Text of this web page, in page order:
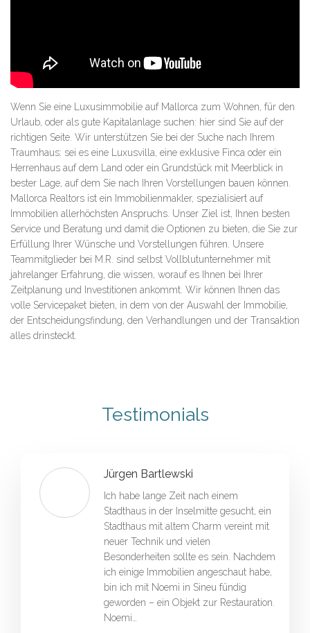
Wenn Sie eine Luxusimmobilie auf Mallorca zum Wohnen, für den
Urlaub, oder als gute Kapitalanlage suchen: hier sind Sie auf der
richtigen Seite. Wir unterstützen Sie bei der Suche nach Ihrem
Traumhaus: sei es eine Luxusvilla, eine exklusive Finca oder ein
Herrenhaus auf dem Land oder ein Grundstück mit Meerblick in
bester Lage, auf dem Sie nach Ihren Vorstellungen bauen können.
Mallorca Realtors ist ein Immobilienmakler, spezialisiert auf
Immobilien allerhöchsten Anspruchs. Unser Ziel ist, Ihnen besten
Service und Beratung und damit die Optionen zu bieten, die Sie zur
Erfüllung Ihrer Wünsche und Vorstellungen führen. Unsere
Teammitglieder bei M.R. sind selbst Vollblutunternehmer mit
jahrelanger Erfahrung, die wissen, worauf es Ihnen bei Ihrer
Zeitplanung und Investitionen ankommt. Wir können Ihnen das
volle Servicepaket bieten, in dem von der Auswahl der Immobilie,
der Entscheidungsfindung, den Verhandlungen und der Transaktion
alles drinsteckt.
Testimonials
Jürgen Bartlewski
Ich habe lange Zeit nach einem
Stadthaus in der Inselmitte gesucht, ein
Stadthaus mit altem Charm vereint mit
neuer Technik und vielen
Besonderheiten sollte es sein. Nachdem
ich einige Immobilien angeschaut habe,
bin ich mit Noemi in Sineu fündig
geworden – ein Objekt zur Restauration.
Noemi…